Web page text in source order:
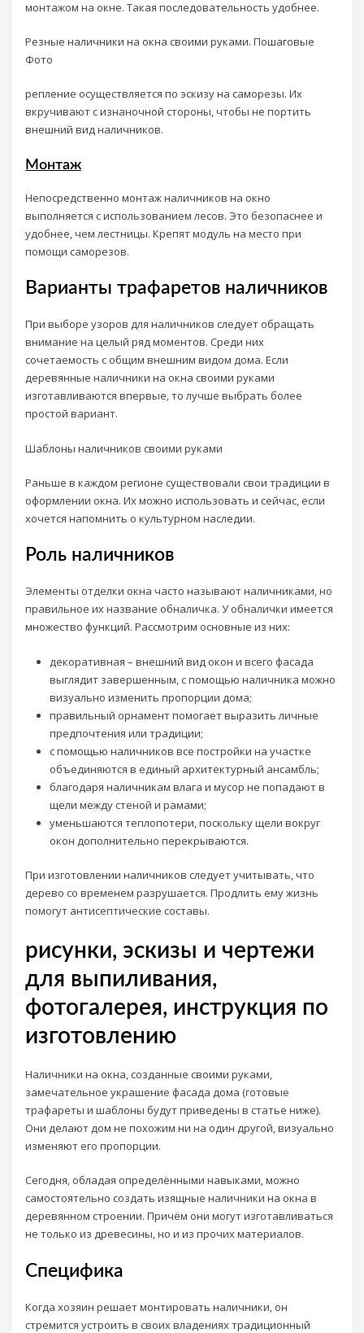
монтажом на окне. Такая последовательность удобнее.
Резные наличники на окна своими руками. Пошаговые
Фото
репление осуществляется по эскизу на саморезы. Их
вкручивают с изнаночной стороны, чтобы не портить
внешний вид наличников.
Монтаж
Непосредственно монтаж наличников на окно
выполняется с использованием лесов. Это безопаснее и
удобнее, чем лестницы. Крепят модуль на место при
помощи саморезов.
Варианты трафаретов наличников
При выборе узоров для наличников следует обращать
внимание на целый ряд моментов. Среди них
сочетаемость с общим внешним видом дома. Если
деревянные наличники на окна своими руками
изготавливаются впервые, то лучше выбрать более
простой вариант.
Шаблоны наличников своими руками
Раньше в каждом регионе существовали свои традиции в
оформлении окна. Их можно использовать и сейчас, если
хочется напомнить о культурном наследии.
Роль наличников
Элементы отделки окна часто называют наличниками, но
правильное их название обналичка. У обналички имеется
множество функций. Рассмотрим основные из них:
декоративная – внешний вид окон и всего фасада
выглядит завершенным, с помощью наличника можно
визуально изменить пропорции дома;
правильный орнамент помогает выразить личные
предпочтения или традиции;
с помощью наличников все постройки на участке
объединяются в единый архитектурный ансамбль;
благодаря наличникам влага и мусор не попадают в
щели между стеной и рамами;
уменьшаются теплопотери, поскольку щели вокруг
окон дополнительно перекрываются.
При изготовлении наличников следует учитывать, что
дерево со временем разрушается. Продлить ему жизнь
помогут антисептические составы.
рисунки, эскизы и чертежи
для выпиливания,
фотогалерея, инструкция по
изготовлению
Наличники на окна, созданные своими руками,
замечательное украшение фасада дома (готовые
трафареты и шаблоны будут приведены в статье ниже).
Они делают дом не похожим ни на один другой, визуально
изменяют его пропорции.
Сегодня, обладая определёнными навыками, можно
самостоятельно создать изящные наличники на окна в
деревянном строении. Причём они могут изготавливаться
не только из древесины, но и из прочих материалов.
Специфика
Когда хозяин решает монтировать наличники, он
стремится устроить в своих владениях традиционный